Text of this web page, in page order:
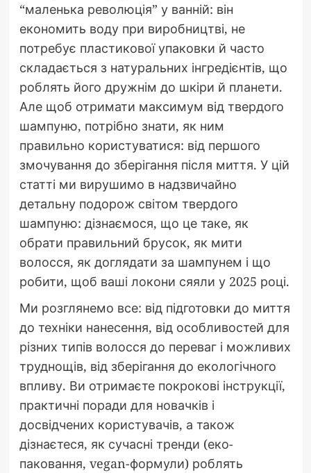
“маленька революція” у ванній: він
економить воду при виробництві, не
потребує пластикової упаковки й часто
складається з натуральних інгредієнтів, що
роблять його дружнім до шкіри й планети.
Але щоб отримати максимум від твердого
шампуню, потрібно знати, як ним
правильно користуватися: від першого
змочування до зберігання після миття. У цій
статті ми вирушимо в надзвичайно
детальну подорож світом твердого
шампуню: дізнаємося, що це таке, як
обрати правильний брусок, як мити
волосся, як доглядати за шампунем і що
робити, щоб ваші локони сяяли у 2025 році.
Ми розглянемо все: від підготовки до миття
до техніки нанесення, від особливостей для
різних типів волосся до переваг і можливих
труднощів, від зберігання до екологічного
впливу. Ви отримаєте покрокові інструкції,
практичні поради для новачків і
досвідчених користувачів, а також
дізнаєтеся, як сучасні тренди (еко-
паковання, vegan-формули) роблять